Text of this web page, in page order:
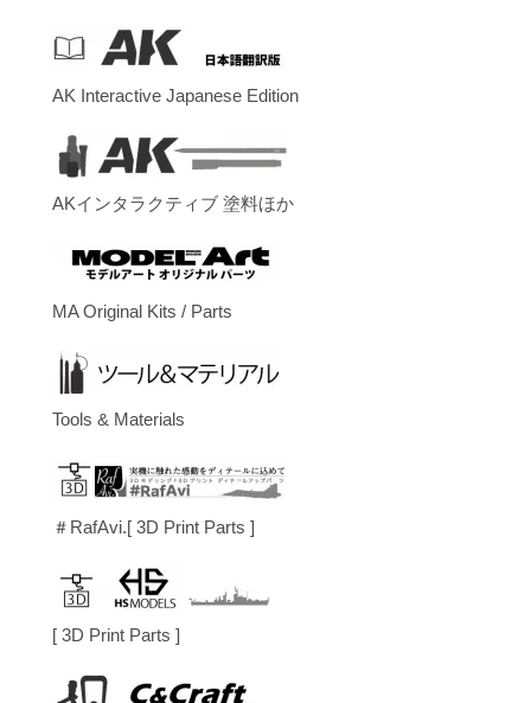
AK Interactive Japanese Edition
AKインタラクティブ 塗料ほか
MA Original Kits / Parts
Tools & Materials
＃RafAvi.[ 3D Print Parts ]
[ 3D Print Parts ]